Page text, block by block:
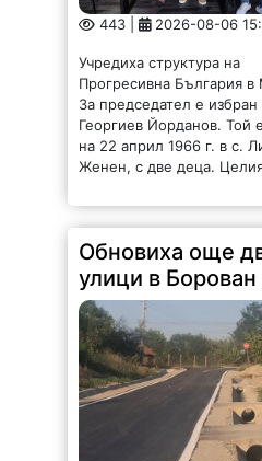
Обновиха още
улици в Борован
172 | 2026-08-06
Като част от общия
план за устойчиво